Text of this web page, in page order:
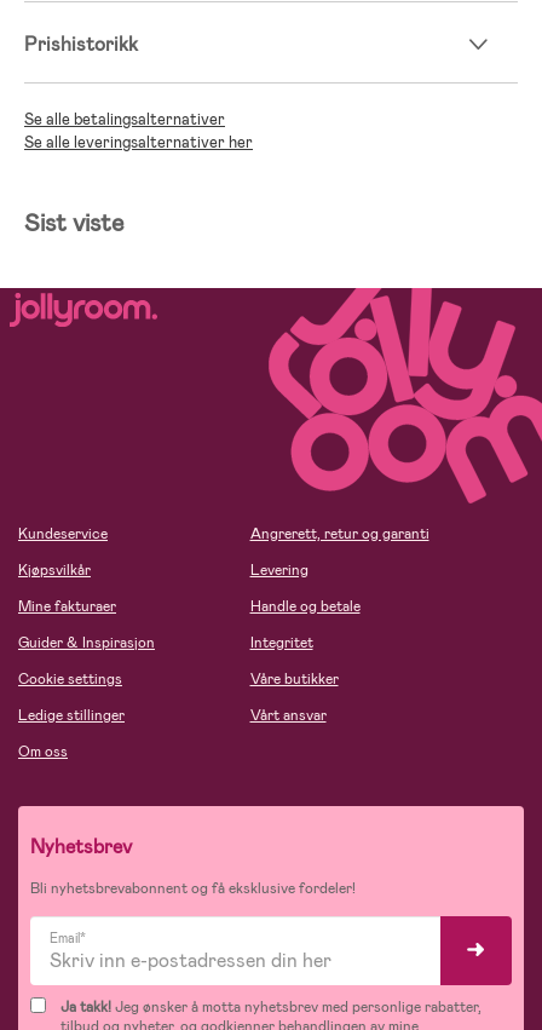
Prishistorikk
Se alle betalingsalternativer
Se alle leveringsalternativer her
Sist viste
Kundeservice
Kjøpsvilkår
Mine fakturaer
Guider & Inspirasjon
Cookie settings
Ledige stillinger
Om oss
Angrerett, retur og garanti
Levering
Handle og betale
Integritet
Våre butikker
Vårt ansvar
Nyhetsbrev
Bli nyhetsbrevabonnent og få eksklusive fordeler!
Email*
Ja takk!Jeg ønsker å motta nyhetsbrev med personlige rabatter,